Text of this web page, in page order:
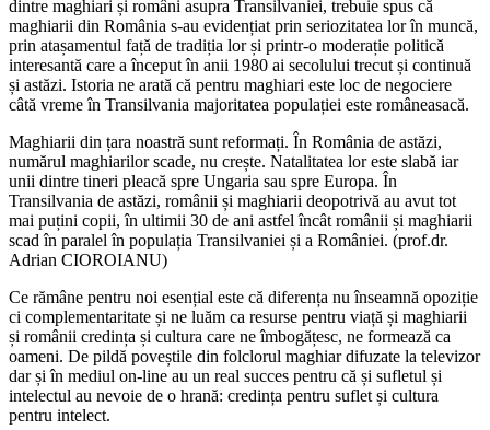
dintre maghiari și români asupra Transilvaniei, trebuie spus că
maghiarii din România s-au evidențiat prin seriozitatea lor în muncă,
prin atașamentul față de tradiția lor și printr-o moderație politică
interesantă care a început în anii 1980 ai secolului trecut și continuă
și astăzi. Istoria ne arată că pentru maghiari este loc de negociere
câtă vreme în Transilvania majoritatea populației este româneasacă.
Maghiarii din țara noastră sunt reformați. În România de astăzi,
numărul maghiarilor scade, nu crește. Natalitatea lor este slabă iar
unii dintre tineri pleacă spre Ungaria sau spre Europa. În
Transilvania de astăzi, românii și maghiarii deopotrivă au avut tot
mai puțini copii, în ultimii 30 de ani astfel încât românii și maghiarii
scad în paralel în populația Transilvaniei și a României. (prof.dr.
Adrian CIOROIANU)
Ce rămâne pentru noi esențial este că diferența nu înseamnă opoziție
ci complementaritate și ne luăm ca resurse pentru viață și maghiarii
și românii credința și cultura care ne îmbogățesc, ne formează ca
oameni. De pildă poveștile din folclorul maghiar difuzate la televizor
dar și în mediul on-line au un real succes pentru că și sufletul și
intelectul au nevoie de o hrană: credința pentru suflet și cultura
pentru intelect.